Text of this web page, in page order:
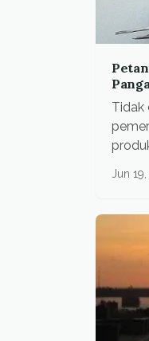
Tidak
Jun